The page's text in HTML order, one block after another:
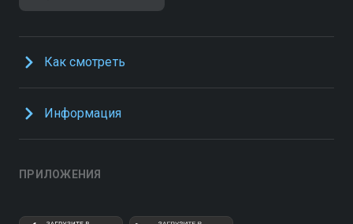
Как смотреть
Информация
ПРИЛОЖЕНИЯ